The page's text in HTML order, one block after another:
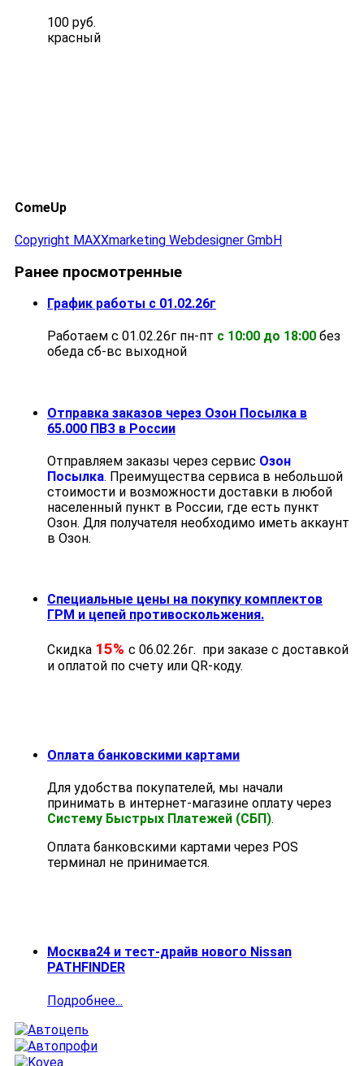
100 руб.
красный
ComeUp
Copyright MAXXmarketing Webdesigner GmbH
Ранее просмотренные
График работы с 01.02.26г
Работаем с 01.02.26г пн-пт с 10:00 до 18:00 без
обеда cб-вс выходной
Отправка заказов через Озон Посылка в
65.000 ПВЗ в России
Отправляем заказы через сервис Озон
Посылка. Преимущества сервиса в небольшой
стоимости и возможности доставки в любой
населенный пункт в России, где есть пункт
Озон. Для получателя необходимо иметь аккаунт
в Озон.
Специальные цены на покупку комплектов
ГРМ и цепей противоскольжения.
Скидка 15% с 06.02.26г. при заказе с доставкой
и оплатой по счету или QR-коду.
Оплата банковскими картами
Для удобства покупателей, мы начали
принимать в интернет-магазине оплату через
Систему Быстрых Платежей (СБП).
Оплата банковскими картами через POS
терминал не принимается.
Москва24 и тест-драйв нового Nissan
PATHFINDER
Подробнее...